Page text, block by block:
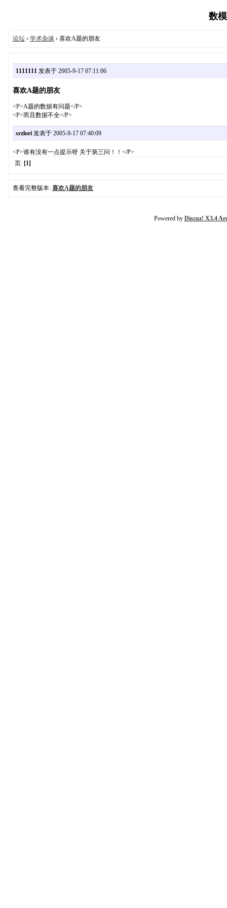
数
论坛› 学术杂谈 › 喜欢A题的朋友
1111111发表于 2005-9-17 07:11:06
喜欢A题的朋友
<P>A题的数据有问题</P>
<P>而且数据不全</P>
srzlori发表于 2005-9-17 07:40:09
<P>谁有没有一点提示呀 关于第三问！！</P>
页: [1]
查看完整版本: 喜欢A题的朋友
Powered by Discuz! X3.4